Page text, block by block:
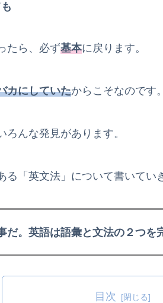
たら、必ず基本に戻ります。
カにしていたからこそなのです。
ろんな発見があります。
る「英文法」について書いてい
だ。英語は語彙と文法の２つを
目次